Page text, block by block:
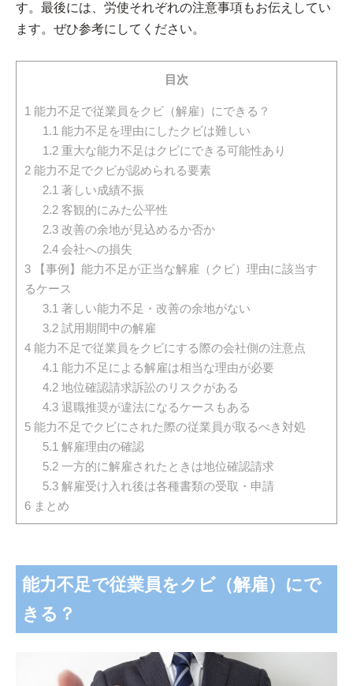
す。最後には、労使それぞれの注意事項もお伝えしてい
ます。ぜひ参考にしてください。
目次
1 能力不足で従業員をクビ（解雇）にできる？
1.1 能力不足を理由にしたクビは難しい
1.2重大な能力不足はクビにできる可能性あり
2 能力不足でクビが認められる要素
2.1 著しい成績不振
2.2客観的にみた公平性
2.3改善の余地が見込めるか否か
2.4会社への損失
3 【事例】能力不足が正当な解雇（クビ）理由に該当す
るケース
3.1 著しい能力不足・改善の余地がない
3.2試用期間中の解雇
4 能力不足で従業員をクビにする際の会社側の注意点
4.1 能力不足による解雇は相当な理由が必要
4.2地位確認請求訴訟のリスクがある
4.3退職推奨が違法になるケースもある
5 能力不足でクビにされた際の従業員が取るべき対処
5.1 解雇理由の確認
5.2一方的に解雇されたときは地位確認請求
5.3解雇受け入れ後は各種書類の受取・申請
6 まとめ
能力不足で従業員をクビ（解雇）にで
きる？